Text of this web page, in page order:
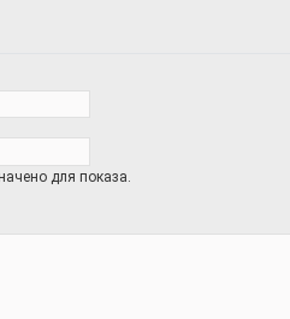
для показа.